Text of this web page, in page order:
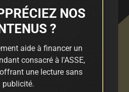
NOS
?
aide à financer un
consacré à l'ASSE,
une lecture sans
publicité.